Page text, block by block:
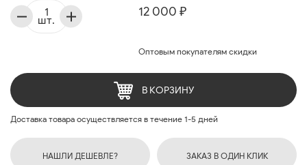
12 000 ₽
Оптовым покупателям скидки
шт.
В КОРЗИНУ
Доставка товара осуществляется в течение 1-5 дней
НАШЛИ ДЕШЕВЛЕ? ЗАКАЗ В ОДИН КЛИК